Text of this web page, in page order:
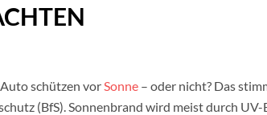
schützen vorSonne – oder nicht? Das
(BfS). Sonnenbrand wird meist durch